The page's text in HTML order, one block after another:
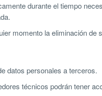
durante el tiempo
momento la eliminación
datos personales a terceros.
técnicos podrán tener